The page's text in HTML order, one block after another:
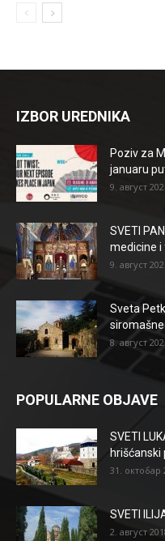
IZBOR UREDNIKA
Poziv za
januaru
9. август
SVETI
medicine
9. август
Sveta
siromašne
8. август
POPULARNE OBJAVE
SVETI
hrišćanski
31. октобар
SVETI
2. август